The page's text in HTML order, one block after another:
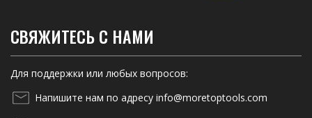
СВЯЖИТЕСЬ С НАМИ
Для поддержки или любых вопросов:
Напишите нам по адресу info@moretoptools.com